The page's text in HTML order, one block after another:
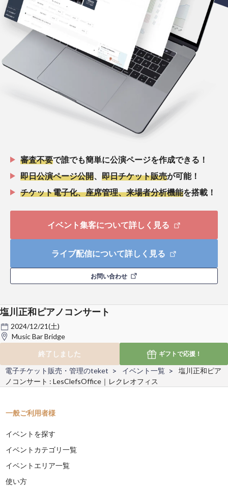
審査不要で誰でも簡単に公演ページを作成できる！
即日公演ページ公開
即日チケット販売が可能！
チケット電子化、座席管理、来場者分析機能を搭載！
イベント集客について詳しく見る
ライブ配信について詳しく見る
お問い合わせ
塩川正和ピアノコンサート
2024/12/21(土)
Music Bar Bridge
終了しました
ギフトで応援！
電子チケット販売・管理のteket イベント一覧
塩川正和ピア
ノコンサート : LesClefsOffice｜レクレオフィス
一般ご利用者様
イベントを探す
イベントカテゴリ一覧
イベントエリア一覧
使い方